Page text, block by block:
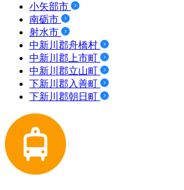
小矢部市
南砺市
射水市
中新川郡舟橋村
中新川郡上市町
中新川郡立山町
下新川郡入善町
下新川郡朝日町